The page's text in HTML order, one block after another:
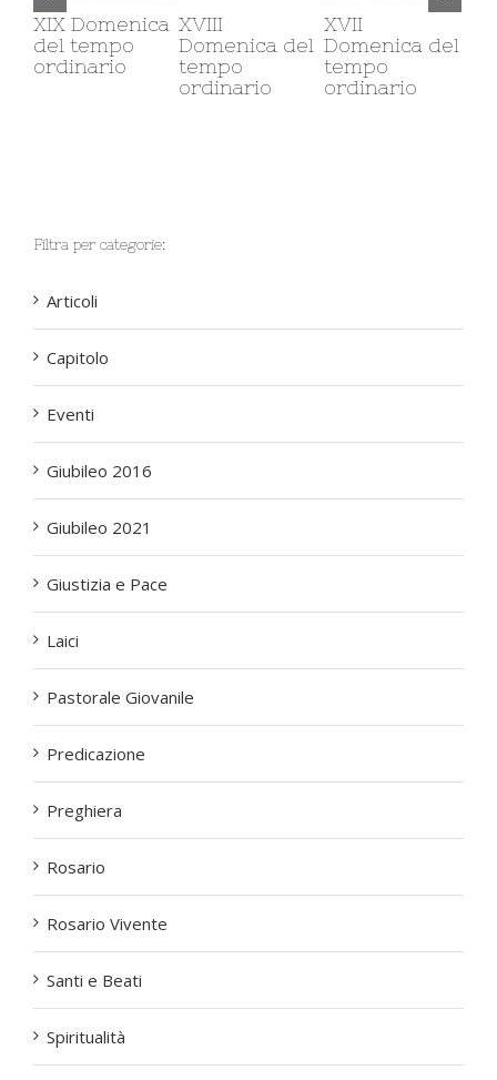
Domenica
tempo
XVIII
Domenica del
tempo
ordinario
Domenica del
tempo
ordinario
Filtra per categorie:
Articoli
Capitolo
Eventi
Giubileo 2016
Giubileo 2021
Giustizia e Pace
Laici
Pastorale Giovanile
Predicazione
Preghiera
Rosario
Rosario Vivente
Santi e Beati
Spiritualità